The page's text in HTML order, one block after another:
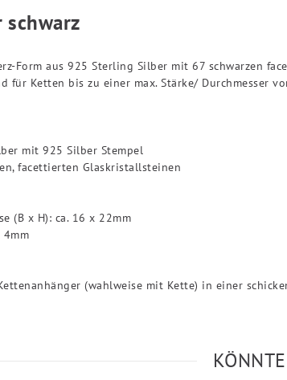
schwarz
Form aus 925 Sterling Silber mit 67 schwarzen
für Ketten bis zu einer max. Stärke/ Durchmesser
mit 925 Silber Stempel
facettierten Glaskristallsteinen
(B x H): ca. 16 x 22mm
4mm
(wahlweise mit Kette) in einer